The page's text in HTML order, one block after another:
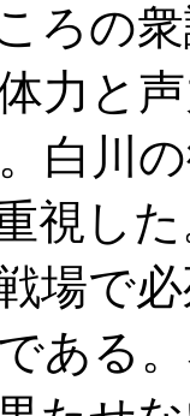
ろの
力と
白川
視し
場で
ある